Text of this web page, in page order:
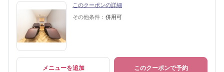
このクーポンの詳細
その他条件： 併用可
メニューを追加 このクーポンで予約